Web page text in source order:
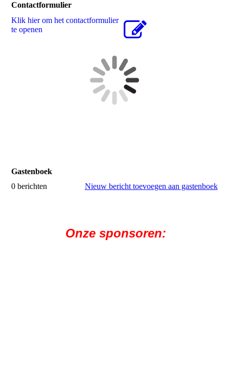
Contactformulier
Klik hier om het contactformulier
te openen
Gastenboek
0 berichten
Nieuw bericht toevoegen aan gastenboek
Onze sponsoren: